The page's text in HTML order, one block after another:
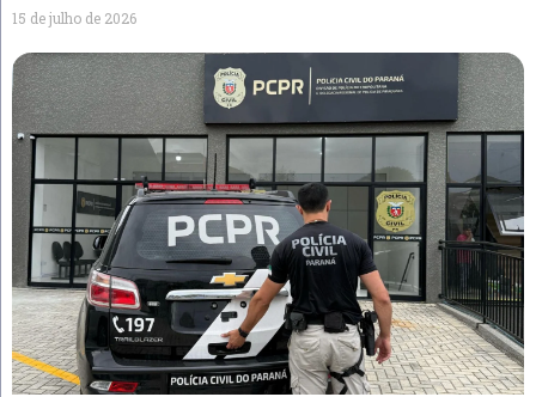
15 de julho de 2026